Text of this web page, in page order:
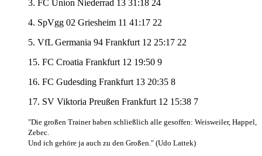
3. FC Union Niederrad 13 31:18 24
4. SpVgg 02 Griesheim 11 41:17 22
5. VfL Germania 94 Frankfurt 12 25:17 22
15. FC Croatia Frankfurt 12 19:50 9
16. FC Gudesding Frankfurt 13 20:35 8
17. SV Viktoria Preußen Frankfurt 12 15:38 7
"Die großen Trainer haben schließlich alle gesoffen: Weisweiler, Happel,
Zebec.
Und ich gehöre ja auch zu den Großen." (Udo Lattek)